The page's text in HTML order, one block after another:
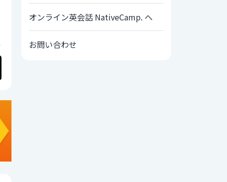
オンライン英会話 NativeCamp. へ
お問い合わせ